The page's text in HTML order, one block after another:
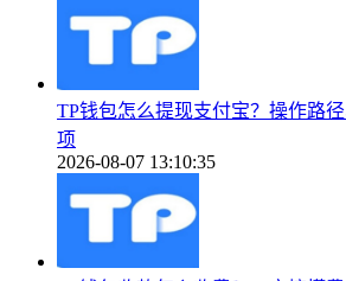
TP钱包怎么提现支付宝？操作路
项
2026-08-07 13:10:35